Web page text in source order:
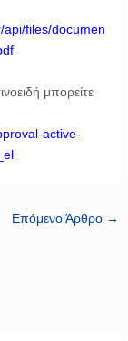
files/documen
μπορείτε
active-
Επόμενο Άρθρο →